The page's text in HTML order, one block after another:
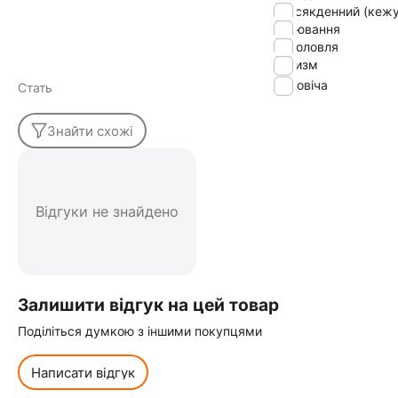
повсякденний
полювання
риболовля
туризм
Стать
Чоловіча
Знайти схожі
Відгуки не знайдено
Залишити відгук на цей товар
Поділіться думкою з іншими покупцями
Написати відгук